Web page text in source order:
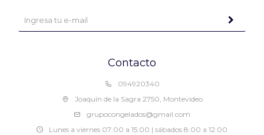
Contacto
094920340
Joaquín de la Sagra 2750, Montevideo
grupocongelados@gmail.com
Lunes a viernes 07:00 a 15:00 | sábados 8:00 a 12:00